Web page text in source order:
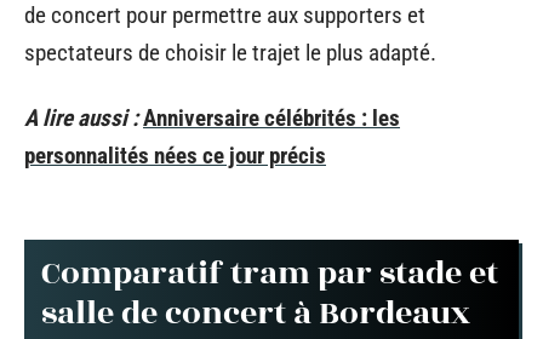
de concert pour permettre aux supporters et
spectateurs de choisir le trajet le plus adapté.
A lire aussi :Anniversaire célébrités : les
personnalités nées ce jour précis
Comparatif tram par stade et
salle de concert à Bordeaux